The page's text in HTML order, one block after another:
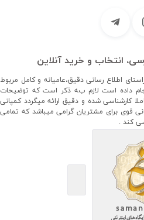
انتخاب و خرید آنلاین
اطلاع رسانی دقیق،عامیانه و کامل مربوط
داده است لازم به ذکر است که توضیحات
کارشناسی شده و دقیق ارائه میگردد کمپانی
قوی برای مشتریان گرامی میباشد که تمامی
کند .